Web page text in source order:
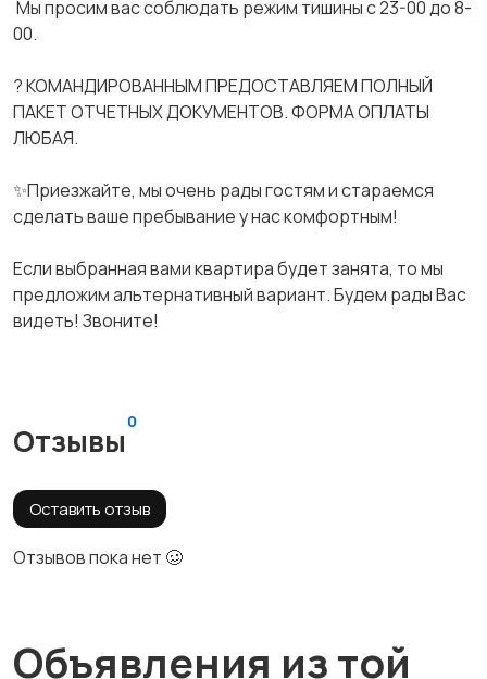
️️️ Мы просим вас соблюдать режим тишины с 23-00 до 8-
00.
? КОМАНДИРОВАННЫМ ПРЕДОСТАВЛЯЕМ ПОЛНЫЙ
ПАКЕТ ОТЧЕТНЫХ ДОКУМЕНТОВ. ФОРМА ОПЛАТЫ
ЛЮБАЯ.
✨Приезжайте, мы очень рады гостям и стараемся
сделать ваше пребывание у нас комфортным!
Если выбранная вами квартира будет занята, то мы
предложим альтернативный вариант. Будем рады Вас
видеть! Звоните!
Отзывы
0
Оставить отзыв
Отзывов пока нет 🥴
Объявления из той